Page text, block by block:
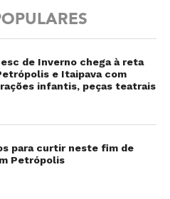
de Inverno chega à reta
e Itaipava com
infantis, peças teatrais
para curtir neste fim de
Petrópolis